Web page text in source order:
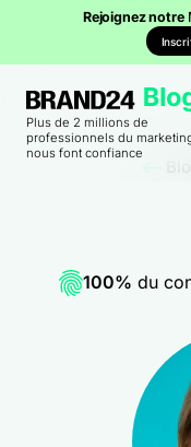
Rejoignez notre
Plus de 2 millions de
professionnels du
nous font confiance
100% du